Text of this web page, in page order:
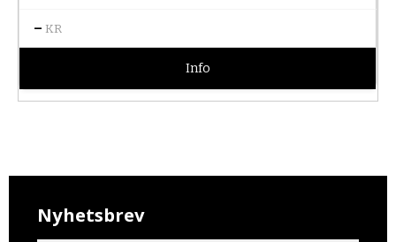
– KR
Info
Nyhetsbrev